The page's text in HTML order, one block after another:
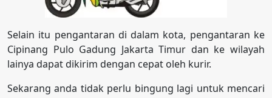
Selain itu pengantaran di dalam kota, pengantaran ke
Cipinang Pulo Gadung Jakarta Timur dan ke wilayah
lainya dapat dikirim dengan cepat oleh kurir.
Sekarang anda tidak perlu bingung lagi untuk mencari